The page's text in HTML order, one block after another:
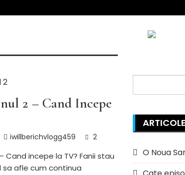
2 – Cand Incepe
iwillberichvlogg459 2
Cand incepe la TV? Fanii stau
sa afle cum continua
for:
O Noua